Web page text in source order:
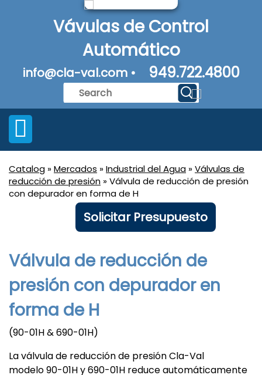
Vávulas de Control
Automático
info@cla-val.com • 949.722.4800
Catalog »Mercados »Industrial del Agua »Válvulas de
reducción de presión » Válvula de reducción de presión
con depurador en forma de H
Solicitar Presupuesto
Válvula de reducción de
presión con depurador en
forma de H
(90-01H & 690-01H)
La válvula de reducción de presión Cla-Val
modelo 90-01H y 690-01H reduce automáticamente